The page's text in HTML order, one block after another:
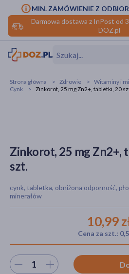
Darmowa dostawa z InPost od
DOZ.pl
MIN. ZAMÓWIENIE Z
Hit
Strona główna Zdrowie Witaminy i
Cynk
Zinkorot, 25 mg Zn2+, tabletki, 20
Zinkorot, 25 mg Zn2+,
szt.
cynk, tabletka, obniżona odporność,
minerałów
10,99
Cena za szt.:
Wybierz ilość